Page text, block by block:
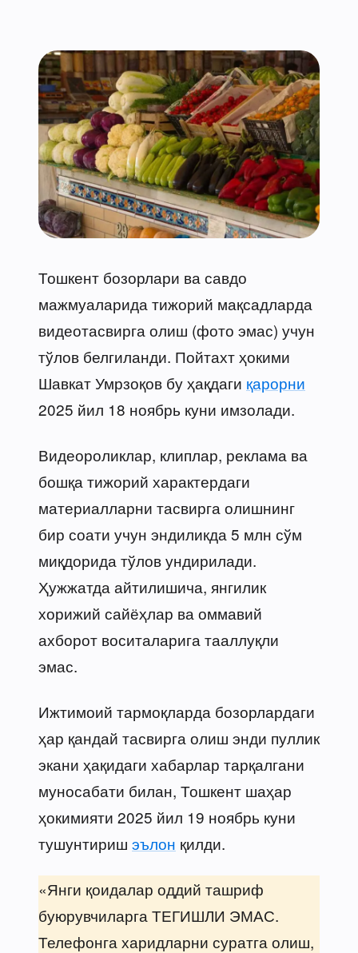
Тошкент бозорлари ва савдо
мажмуаларида тижорий мақсадларда
видеотасвирга олиш (фото эмас) учун
тўлов белгиланди. Пойтахт ҳокими
Шавкат Умрзоқов бу ҳақдаги қарорни
2025 йил 18 ноябрь куни имзолади.
Видеороликлар, клиплар, реклама ва
бошқа тижорий характердаги
материалларни тасвирга олишнинг
бир соати учун эндиликда 5 млн сўм
миқдорида тўлов ундирилади.
Ҳужжатда айтилишича, янгилик
хорижий сайёҳлар ва оммавий
ахборот воситаларига тааллуқли
эмас.
Ижтимоий тармоқларда бозорлардаги
ҳар қандай тасвирга олиш энди пуллик
экани ҳақидаги хабарлар тарқалгани
муносабати билан, Тошкент шаҳар
ҳокимияти 2025 йил 19 ноябрь куни
тушунтириш эълон қилди.
«Янги қоидалар оддий ташриф
буюрувчиларга ТЕГИШЛИ ЭМАС.
Телефонга харидларни суратга олиш,